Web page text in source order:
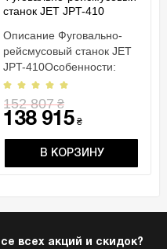
станок JET JPT-410
Описание Фуговально-
рейсмусовый станок JET
JPT-410Особенности:
Возможность установки
вала helical От..
152 807₴
138 915 ₴
В КОРЗИНУ
всех акций и скидок?